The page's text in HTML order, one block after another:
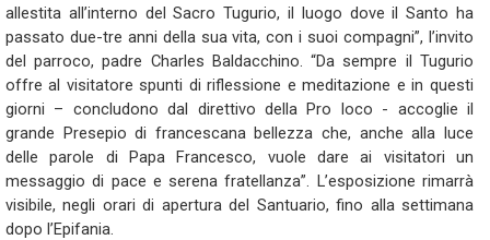
allestita all’interno del Sacro Tugurio, il luogo dove il Santo ha
passato due-tre anni della sua vita, con i suoi compagni”, l’invito
del parroco, padre Charles Baldacchino. “Da sempre il Tugurio
offre al visitatore spunti di riflessione e meditazione e in questi
giorni – concludono dal direttivo della Pro loco - accoglie il
grande Presepio di francescana bellezza che, anche alla luce
delle parole di Papa Francesco, vuole dare ai visitatori un
messaggio di pace e serena fratellanza”. L’esposizione rimarrà
visibile, negli orari di apertura del Santuario, fino alla settimana
dopo l’Epifania.